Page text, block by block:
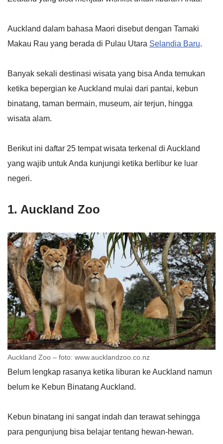
Auckland dalam bahasa Maori disebut dengan Tamaki
Makau Rau yang berada di Pulau Utara Selandia Baru.
Banyak sekali destinasi wisata yang bisa Anda temukan
ketika bepergian ke Auckland mulai dari pantai, kebun
binatang, taman bermain, museum, air terjun, hingga
wisata alam.
Berikut ini daftar 25 tempat wisata terkenal di Auckland
yang wajib untuk Anda kunjungi ketika berlibur ke luar
negeri.
1. Auckland Zoo
Auckland Zoo – foto: www.aucklandzoo.co.nz
Belum lengkap rasanya ketika liburan ke Auckland namun
belum ke Kebun Binatang Auckland.
Kebun binatang ini sangat indah dan terawat sehingga
para pengunjung bisa belajar tentang hewan-hewan.